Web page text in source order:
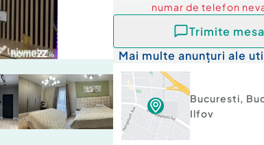
numar de telefon
Trimite
Mai multe anunțuri ale
Bucuresti,
Ilfov